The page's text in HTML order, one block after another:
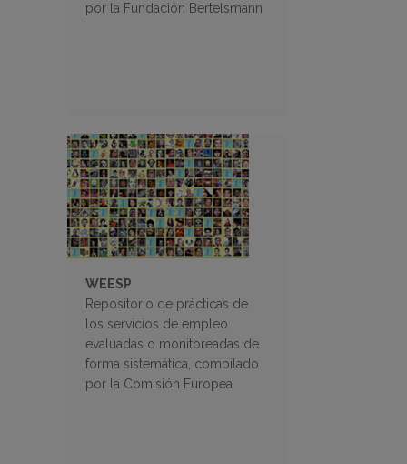
por la Fundación Bertelsmann
WEESP
Repositorio de prácticas de
los servicios de empleo
evaluadas o monitoreadas de
forma sistemática, compilado
por la Comisión Europea